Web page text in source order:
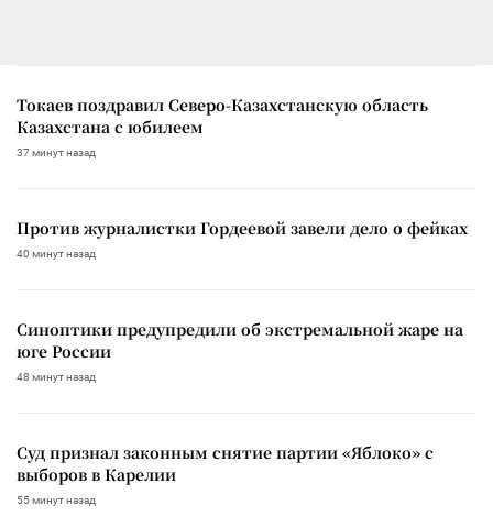
Токаев поздравил Северо-Казахстанскую область
Казахстана с юбилеем
37 минут назад
Против журналистки Гордеевой завели дело о фейках
40 минут назад
Синоптики предупредили об экстремальной жаре на
юге России
48 минут назад
Суд признал законным снятие партии «Яблоко» с
выборов в Карелии
55 минут назад